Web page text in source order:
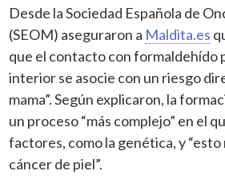
Desde la Sociedad Española de
(SEOM) aseguraron a Maldita.es
que el contacto con formaldehído
interior se asocie con un riesgo
mama”. Según explicaron, la
un proceso “más complejo” en el
factores, como la genética, y “esto
cáncer de piel”.